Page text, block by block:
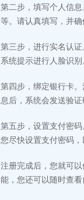
第二步，填写个人信
等。请认真填写，并
第三步，进行实名认
系统提示进行人脸识
第四步，绑定银行卡
息后，系统会发送验
第五步，设置支付密
您尽快设置支付密码，
注册完成后，您就可
能，您还可以随时查